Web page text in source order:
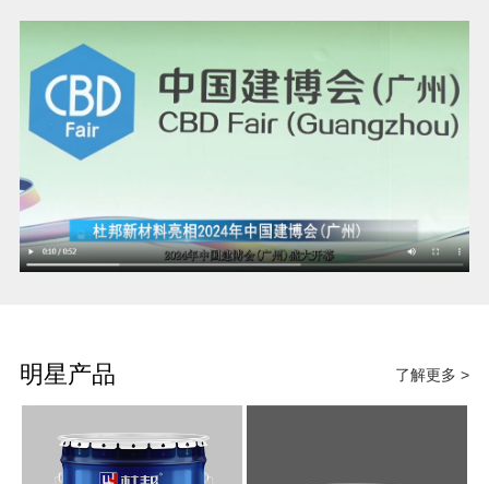
明星产品 了解更多 >